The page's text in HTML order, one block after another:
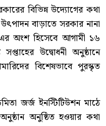
বিভিন্ন উদ্যোগের কথা
বাড়াতে সরকার নানা
এর অংশ হিসেবে আগামী ১৬
উদ্বোধনী অনুষ্ঠানে
বিশেষভাবে পুরস্কৃত
জর্জ ইনস্টিটিউশন মাঠে
অনুষ্ঠিত হওয়ার কথা